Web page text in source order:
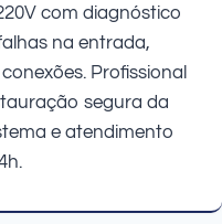
com diagnóstico
na entrada,
Profissional
segura da
e atendimento